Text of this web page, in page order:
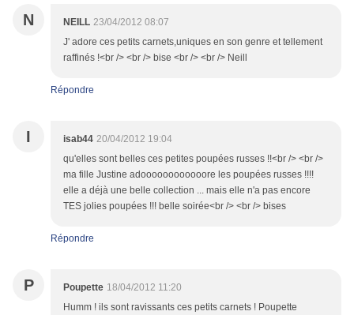
N NEILL 23/04/2012 08:07
J' adore ces petits carnets,uniques en son genre et tellement
raffinés !<br /> <br /> bise <br /> <br /> Neill
Répondre
I isab44 20/04/2012 19:04
qu'elles sont belles ces petites poupées russes !!<br /> <br />
ma fille Justine adoooooooooooore les poupées russes !!!!
elle a déjà une belle collection ... mais elle n'a pas encore
TES jolies poupées !!! belle soirée<br /> <br /> bises
Répondre
P Poupette 18/04/2012 11:20
Humm ! ils sont ravissants ces petits carnets ! Poupette